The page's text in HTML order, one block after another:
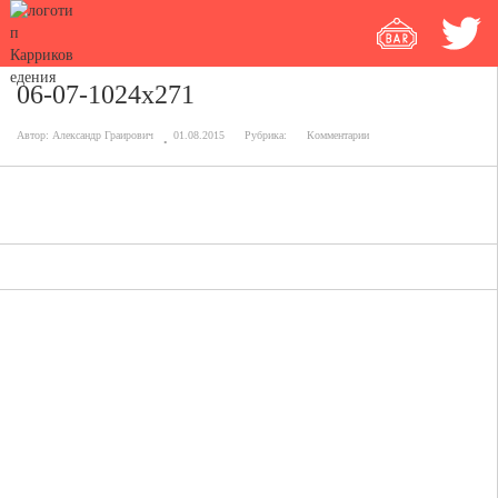
06-07-1024x271
Автор: Александр Граирович 01.08.2015 Рубрика: Комментарии